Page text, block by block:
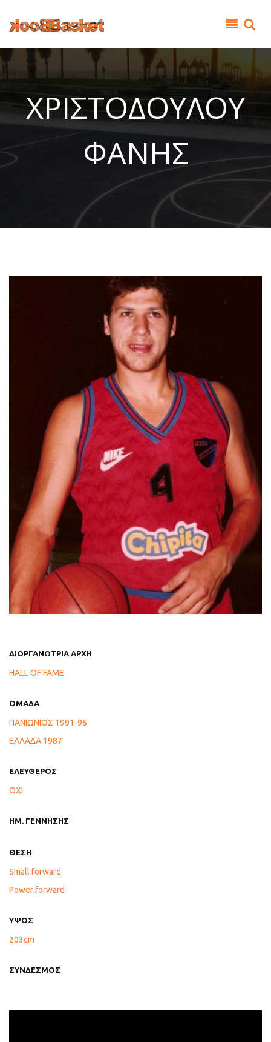
ΧΡΙΣΤΟΔΟΥΛΟΥ
ΦΑΝΗΣ
ΔΙΟΡΓΑΝΩΤΡΙΑ ΑΡΧΗ
HALL OF FAME
ΟΜΑΔΑ
ΠΑΝΙΩΝΙΟΣ 1991-95
ΕΛΛΑΔΑ 1987
ΕΛΕΥΘΕΡΟΣ
ΟΧΙ
ΗΜ. ΓΕΝΝΗΣΗΣ
ΘΕΣΗ
Small forward
Power forward
ΥΨΟΣ
203cm
ΣΥΝΔΕΣΜΟΣ